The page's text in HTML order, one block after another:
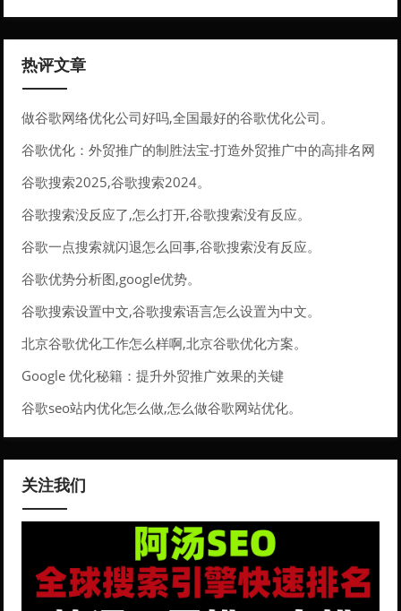
热评文章
做谷歌网络优化公司好吗,全国最好的谷歌优化公司。
谷歌优化：外贸推广的制胜法宝-打造外贸推广中的高排名网
站
谷歌搜索2025,谷歌搜索2024。
谷歌搜索没反应了,怎么打开,谷歌搜索没有反应。
谷歌一点搜索就闪退怎么回事,谷歌搜索没有反应。
谷歌优势分析图,google优势。
谷歌搜索设置中文,谷歌搜索语言怎么设置为中文。
北京谷歌优化工作怎么样啊,北京谷歌优化方案。
Google 优化秘籍：提升外贸推广效果的关键
谷歌seo站内优化怎么做,怎么做谷歌网站优化。
关注我们